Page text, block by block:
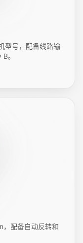
型号，配备线路输
。
，配备自动反转和